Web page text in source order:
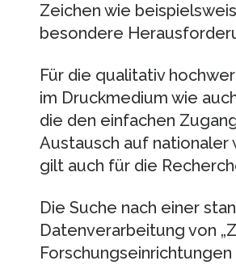
Zeichen wie
besondere
Für die qualitativ
im Druckmedium wie
die den einfachen
Austausch auf nationaler
gilt auch für die
Die Suche nach einer
Datenverarbeitung von